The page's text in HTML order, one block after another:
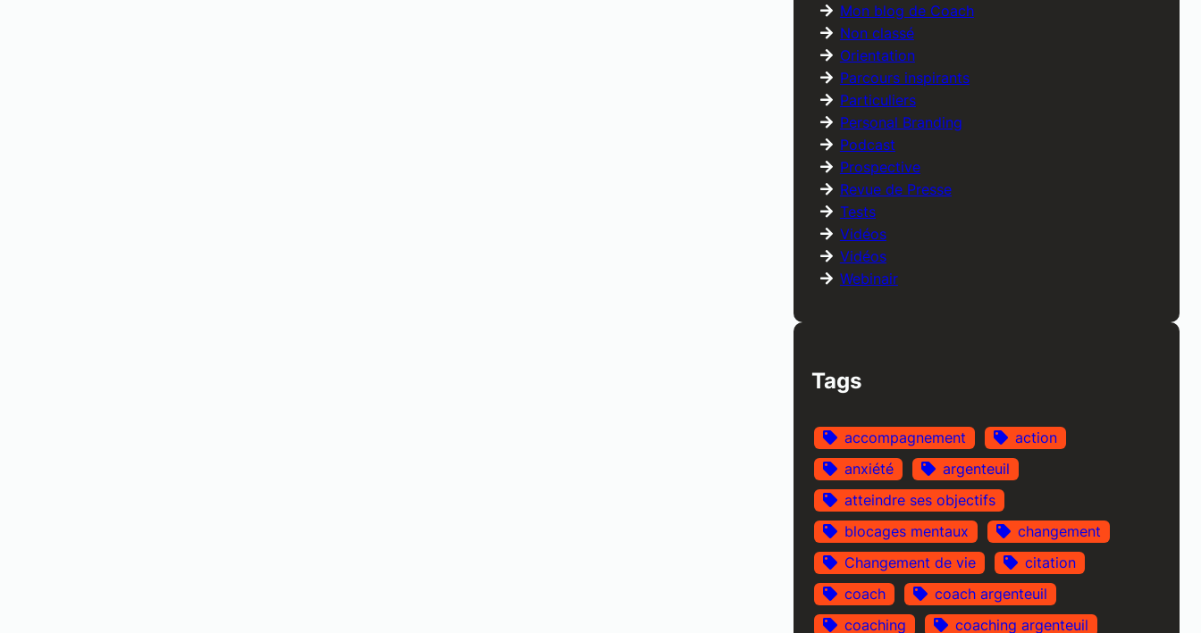
Mon blog de Coach
Non classé
Orientation
Parcours inspirants
Particuliers
Personal Branding
Podcast
Prospective
Revue de Presse
Tests
Vidéos
Vidéos
Webinair
Tags
accompagnement
action
anxiété
argenteuil
atteindre ses objectifs
blocages mentaux
changement
Changement de vie
citation
coach
coach argenteuil
coaching
coaching argenteuil